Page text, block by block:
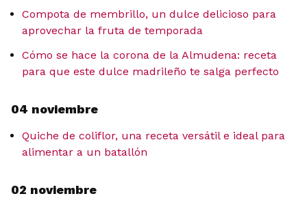
Compota de membrillo, un dulce delicioso para
aprovechar la fruta de temporada
Cómo se hace la corona de la Almudena: receta
para que este dulce madrileño te salga perfecto
04 noviembre
Quiche de coliflor, una receta versátil e ideal para
alimentar a un batallón
02 noviembre